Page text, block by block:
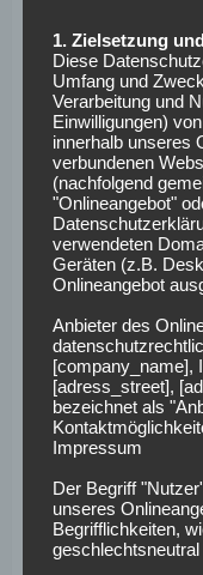
Wettanbieter
Unser FC Schalke
lautet:Heimsieg
2,36 bei NEO.bet.
Beim Gastgeber
verletzungsbedingt
sich indes de Wijs
So könnten die
FC Schalke 04:
1. Zielsetzung
Diese
Umfang und
Verarbeitung und
Einwilligungen)
innerhalb unseres
verbundenen
(nachfolgend
"Onlineangebot"
verwendeten
Geräten (z.B.
Onlineangebot
Anbieter des
[company_name],
[adress_street],
bezeichnet als
Impressum
Der Begriff
unseres
Begrifflichkeiten,